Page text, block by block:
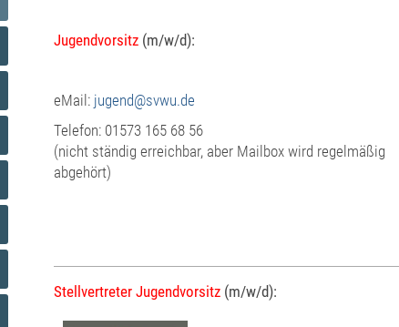
Jugendvorsitz (m/w/d):
eMail: jugend@svwu.de
Telefon: 01573 165 68 56
(nicht ständig erreichbar, aber Mailbox wird regelmäßig
abgehört)
Stellvertreter Jugendvorsitz (m/w/d):